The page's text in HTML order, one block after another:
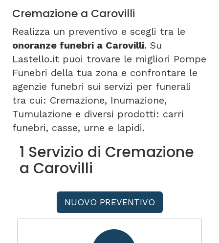
Cremazione a Carovilli
Realizza un preventivo e scegli tra le
onoranze funebri a Carovilli. Su
Lastello.it puoi trovare le migliori Pompe
Funebri della tua zona e confrontare le
agenzie funebri sui servizi per funerali
tra cui: Cremazione, Inumazione,
Tumulazione e diversi prodotti: carri
funebri, casse, urne e lapidi.
1 Servizio di Cremazione
a Carovilli
NUOVO PREVENTIVO